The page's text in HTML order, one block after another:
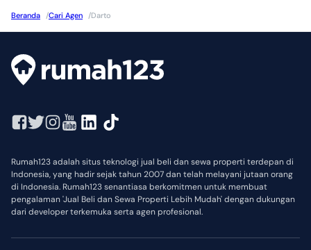
Beranda /Cari Agen /Darto
Rumah123 adalah situs teknologi jual beli dan sewa properti terdepan di
Indonesia, yang hadir sejak tahun 2007 dan telah melayani jutaan orang
di Indonesia. Rumah123 senantiasa berkomitmen untuk membuat
pengalaman 'Jual Beli dan Sewa Properti Lebih Mudah' dengan dukungan
dari developer terkemuka serta agen profesional.